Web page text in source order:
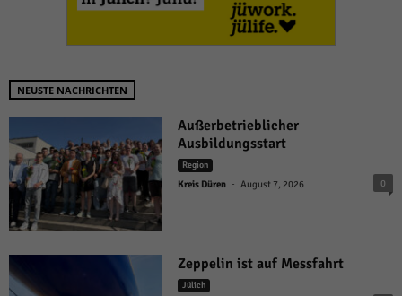
NEUSTE NACHRICHTEN
Außerbetrieblicher
Ausbildungsstart
Region
Kreis Düren - August 7, 2026 0
Zeppelin ist auf Messfahrt
Jülich